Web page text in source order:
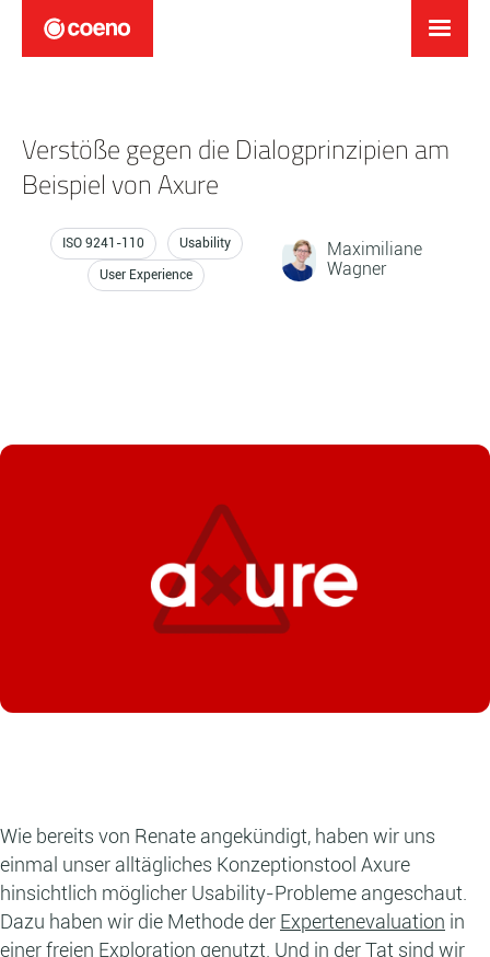
Verstöße gegen die Dialogprinzipien am
Beispiel von Axure
ISO 9241-110 Usability
User Experience
Maximiliane
Wagner
Wie bereits von Renate angekündigt, haben wir uns
einmal unser alltägliches Konzeptionstool Axure
hinsichtlich möglicher Usability-Probleme angeschaut.
Dazu haben wir die Methode der Expertenevaluation in
einer freien Exploration genutzt. Und in der Tat sind wir